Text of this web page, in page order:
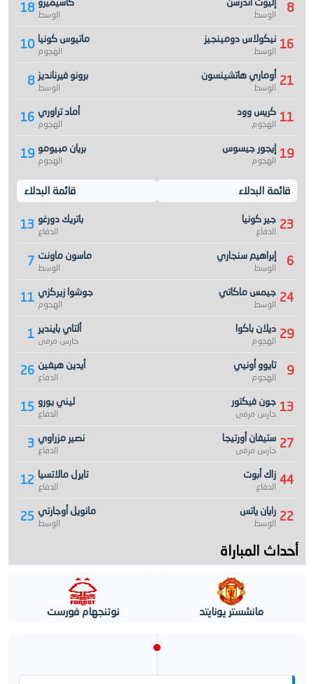
18 الوسط
10 ماتيوس كونيا
الهجوم
8 برونو فيرنانديز
الوسط
16 أماد تراوري
الهجوم
19 بريان مبيومو
الهجوم
قائمة البدلاء
13 باتريك دورغو
الدفاع
7 ماسون ماونت
الوسط
11 جوشوا زيركزي
الهجوم
1 ألتاي بايندير
حارس مرمى
26 أيدين هيفين
الدفاع
15 ليني يورو
الدفاع
3 نصير مزراوي
الدفاع
12 تايرل مالاتسيا
الدفاع
25 مانويل أوجارتي
الوسط
8 الوسط
16 نيكولاس دومينجيز
الوسط
21 أوماري هاتشينسون
الوسط
11 كريس وود
الهجوم
19 إيجور جيسوس
الهجوم
قائمة البدلاء
23 جير كونيا
الدفاع
6 إبراهيم سنجاري
الوسط
24 جيمس ماكاتي
الوسط
29 ديلان باكوا
الهجوم
9 تايوو أونيي
الهجوم
13 جون فيكتور
حارس مرمى
27 ستيفان أورتيجا
حارس مرمى
44 زاك أبوت
الدفاع
22 رايان ياتس
الوسط
أحداث المباراة
مانشستر يونايتد نوتنجهام فورست